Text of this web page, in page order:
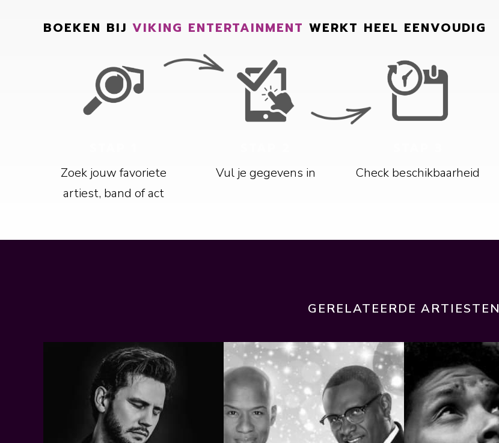
BOEKEN BIJ VIKING ENTERTAINMENT WERKT HEEL EENVOUDIG
Zoek jouw favoriete
artiest, band of act
Vul je gegevens in Check beschikbaarheid
GERELATEERDE ARTIESTEN